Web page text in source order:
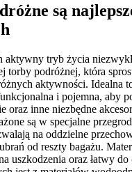
są
aktywny tryb życia
torby podróżnej, która
aktywności. Idealna
i pojemna, aby
oraz inne niezbędne
są w specjalne
na oddzielne
od reszty bagażu.
uszkodzenia oraz łatwy do